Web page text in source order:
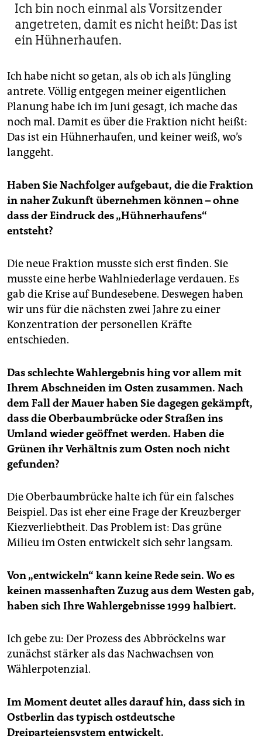
Ich bin noch einmal als Vorsitzender
angetreten, damit es nicht heißt: Das ist
ein Hühnerhaufen.
Ich habe nicht so getan, als ob ich als Jüngling
antrete. Völlig entgegen meiner eigentlichen
Planung habe ich im Juni gesagt, ich mache das
noch mal. Damit es über die Fraktion nicht heißt:
Das ist ein Hühnerhaufen, und keiner weiß, wo’s
langgeht.
Haben Sie Nachfolger aufgebaut, die die Fraktion
in naher Zukunft übernehmen können – ohne
dass der Eindruck des „Hühnerhaufens“
entsteht?
Die neue Fraktion musste sich erst finden. Sie
musste eine herbe Wahlniederlage verdauen. Es
gab die Krise auf Bundesebene. Deswegen haben
wir uns für die nächsten zwei Jahre zu einer
Konzentration der personellen Kräfte
entschieden.
Das schlechte Wahlergebnis hing vor allem mit
Ihrem Abschneiden im Osten zusammen. Nach
dem Fall der Mauer haben Sie dagegen gekämpft,
dass die Oberbaumbrücke oder Straßen ins
Umland wieder geöffnet werden. Haben die
Grünen ihr Verhältnis zum Osten noch nicht
gefunden?
Die Oberbaumbrücke halte ich für ein falsches
Beispiel. Das ist eher eine Frage der Kreuzberger
Kiezverliebtheit. Das Problem ist: Das grüne
Milieu im Osten entwickelt sich sehr langsam.
Von „entwickeln“ kann keine Rede sein. Wo es
keinen massenhaften Zuzug aus dem Westen gab,
haben sich Ihre Wahlergebnisse 1999 halbiert.
Ich gebe zu: Der Prozess des Abbröckelns war
zunächst stärker als das Nachwachsen von
Wählerpotenzial.
Im Moment deutet alles darauf hin, dass sich in
Ostberlin das typisch ostdeutsche
Dreiparteiensystem entwickelt.